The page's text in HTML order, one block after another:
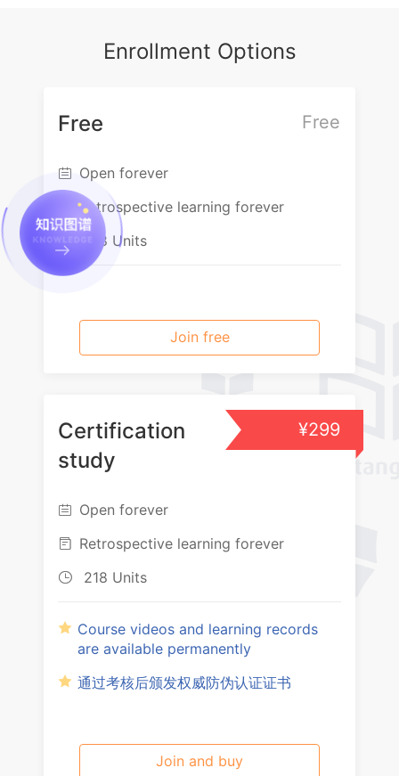
23.5 磁盘缓存
Enrollment Options
Free
Free
 Open forever
Retrospective learning forever
 218 Units
Join free
¥299
Certification
study
 Open forever
 Retrospective learning forever
 218 Units
Course videos and learning records
are available permanently
通过考核后颁发权威防伪认证证书
Join and buy